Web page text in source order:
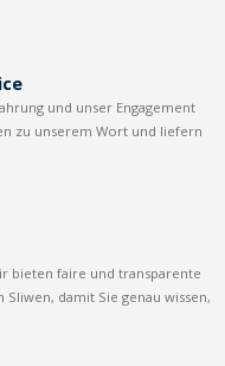
und unser Engagement
zu unserem Wort und liefern
bieten faire und transparente
damit Sie genau wissen,